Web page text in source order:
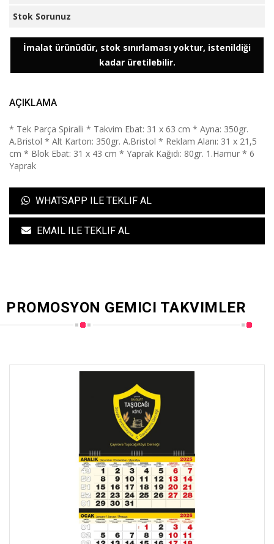
Stok Sorunuz
İmalat ürünüdür, stok sınırlaması yoktur, istenildiği
kadar üretilebilir.
AÇIKLAMA
* Tek Parça Spiralli * Takvim Ebat: 31 x 63 cm * Ayna: 350gr.
A.Bristol * Alt Karton: 350gr. A.Bristol * Reklam Alanı: 31 x 21,5
cm * Blok Ebat: 31 x 43 cm * Yaprak Kağıdı: 80gr. 1.Hamur * 6
Yaprak
WHATSAPP ILE TEKLIF AL
EMAIL ILE TEKLIF AL
PROMOSYON GEMICI TAKVIMLER